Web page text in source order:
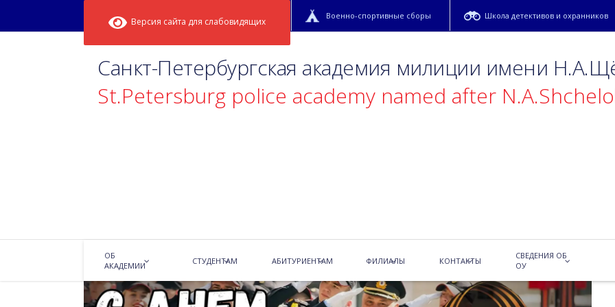
Версия сайта для слабовидящих
Военно-спортивные сборы Школа детективов и охранников
Санкт-Петербургская академия милиции имени
St.Petersburg police academy named after
ОБ
АКАДЕМИИ
СТУДЕНТАМ АБИТУРИЕНТАМ ФИЛИАЛЫ КОНТАКТЫ
СВЕДЕНИЯ ОБ
ОУ
С Днём Великой Победы!